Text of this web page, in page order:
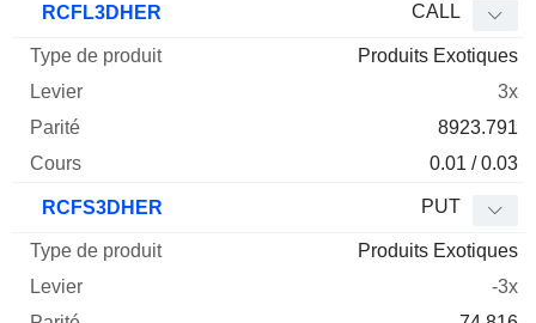
RCFL3DHER CALL
Produits Exotiques
3x
8923.791
0.01 / 0.03
RCFS3DHER PUT
Produits Exotiques
-3x